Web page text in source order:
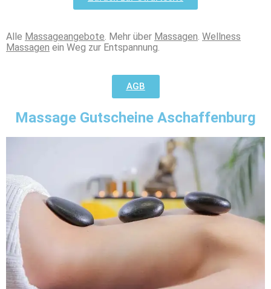
Alle Massageangebote. Mehr über Massagen. Wellness
Massagen ein Weg zur Entspannung.
AGB
Massage Gutscheine Aschaffenburg